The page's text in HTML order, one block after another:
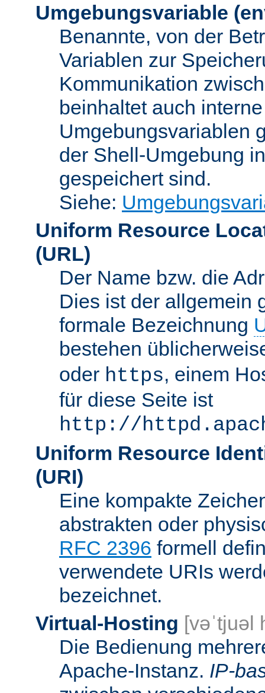
Umgebungsvariable
Benannte, von der
Variablen zur
Kommunikation
beinhaltet auch
Umgebungsvariablen
der Shell-Umgebung
gespeichert sind.
Siehe:
Uniform Resource
(URL)
Der Name bzw. die
Dies ist der allgemein
formale Bezeichnung
bestehen
oder https, einem
für diese Seite ist
http://
Uniform Resource
(URI)
Eine kompakte
abstrakten oder
RFC 2396 formell
verwendete URIs
bezeichnet.
Virtual-Hosting [vəˈtjuəl
Die Bedienung
Apache-Instanz. IP-